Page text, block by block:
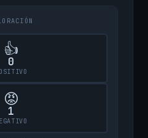
👍
0
😡
1